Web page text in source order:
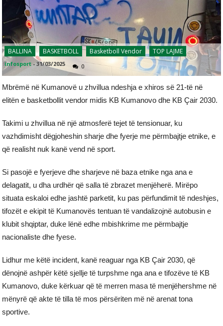
BALLINA BASKETBOLL Basketboll Vendor TOP LAJME
infosport -31/03/2025 0
Mbrëmë në Kumanovë u zhvillua ndeshja e xhiros së 21-të në
elitën e basketbollit vendor midis KB Kumanovo dhe KB Çair 2030.
Takimi u zhvillua në një atmosferë tejet të tensionuar, ku
vazhdimisht dëgjoheshin sharje dhe fyerje me përmbajtje etnike, e
që realisht nuk kanë vend në sport.
Si pasojë e fyerjeve dhe sharjeve në baza etnike nga ana e
delagatit, u dha urdhër që salla të zbrazet menjëherë. Mirëpo
situata eskaloi edhe jashtë parketit, ku pas përfundimit të ndeshjes,
tifozët e ekipit të Kumanovës tentuan të vandalizojnë autobusin e
klubit shqiptar, duke lënë edhe mbishkrime me përmbajtje
nacionaliste dhe fyese.
Lidhur me këtë incident, kanë reaguar nga KB Çair 2030, që
dënojnë ashpër këtë sjellje të turpshme nga ana e tifozëve të KB
Kumanovo, duke kërkuar që të merren masa të menjëhershme në
mënyrë që akte të tilla të mos përsëriten më në arenat tona
sportive.